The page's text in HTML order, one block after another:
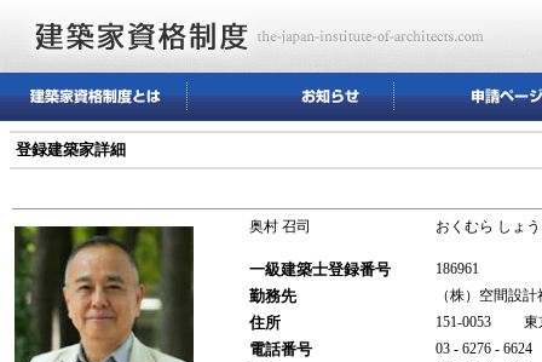
登録建築家詳細
奥村 召司 おくむら しょ
一級建築士登録番号 186961
勤務先 （株）空間設
住所 151-0053 東
電話番号 03 - 6276 - 6624